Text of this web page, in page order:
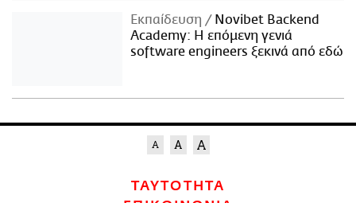
Εκπαίδευση
Novibet Backend
Academy: Η επόμενη γενιά
software engineers ξεκινά από εδώ
ΤΑΥΤΟΤΗΤΑ